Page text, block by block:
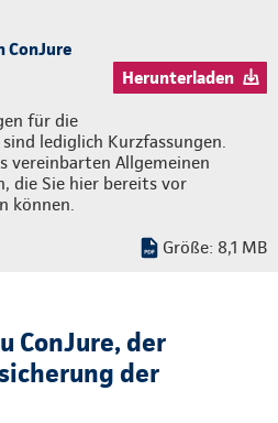
ConJure
Herunterladen
für die
lediglich Kurzfassungen.
vereinbarten Allgemeinen
die Sie hier bereits vor
können.
Größe: 8,1 MB
ConJure, der
der